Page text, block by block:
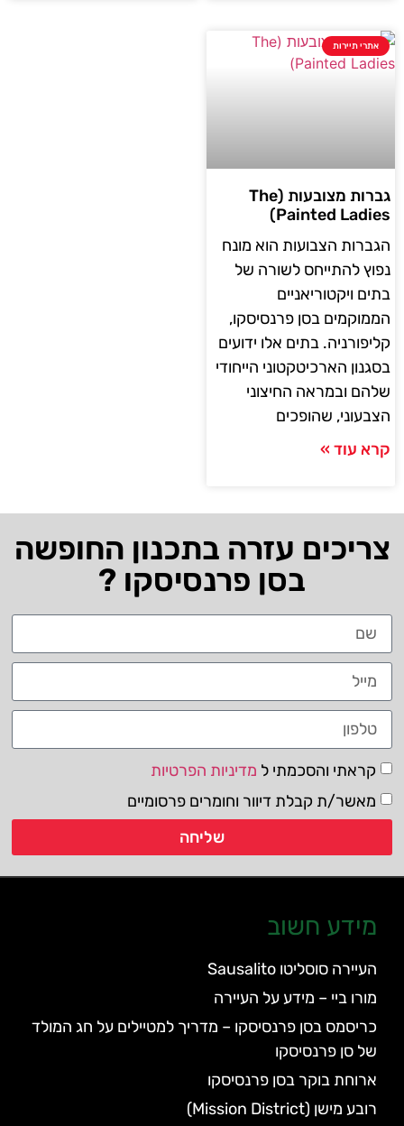
אתרי תיירות
גברות מצובעות (The
Painted Ladies)
הגברות הצבועות הוא מונח
נפוץ להתייחס לשורה של
בתים ויקטוריאניים
הממוקמים בסן פרנסיסקו,
קליפורניה. בתים אלו ידועים
בסגנון הארכיטקטוני הייחודי
שלהם ובמראה החיצוני
הצבעוני, שהופכים
קרא עוד »
צריכים עזרה בתכנון החופשה
בסן פרנסיסקו ?
קראתי והסכמתי ל מדיניות הפרטיות
מאשר/ת קבלת דיוור וחומרים פרסומיים
שליחה
מידע חשוב
העיירה סוסליטו Sausalito
מורו ביי – מידע על העיירה
כריסמס בסן פרנסיסקו – מדריך למטיילים על חג המולד
של סן פרנסיסקו
ארוחת בוקר בסן פרנסיסקו
רובע מישן (Mission District)